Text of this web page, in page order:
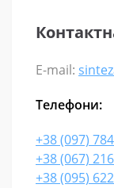
E-mail:
Телефони:
+38 (097)
+38 (067)
+38 (095)